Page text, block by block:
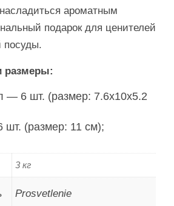
ароматным
подарок для ценителей
посуды.
размеры:
— 6 шт. (размер: 7.6x10x5.2
(размер: 11 см);
3 кг
Prosvetlenie